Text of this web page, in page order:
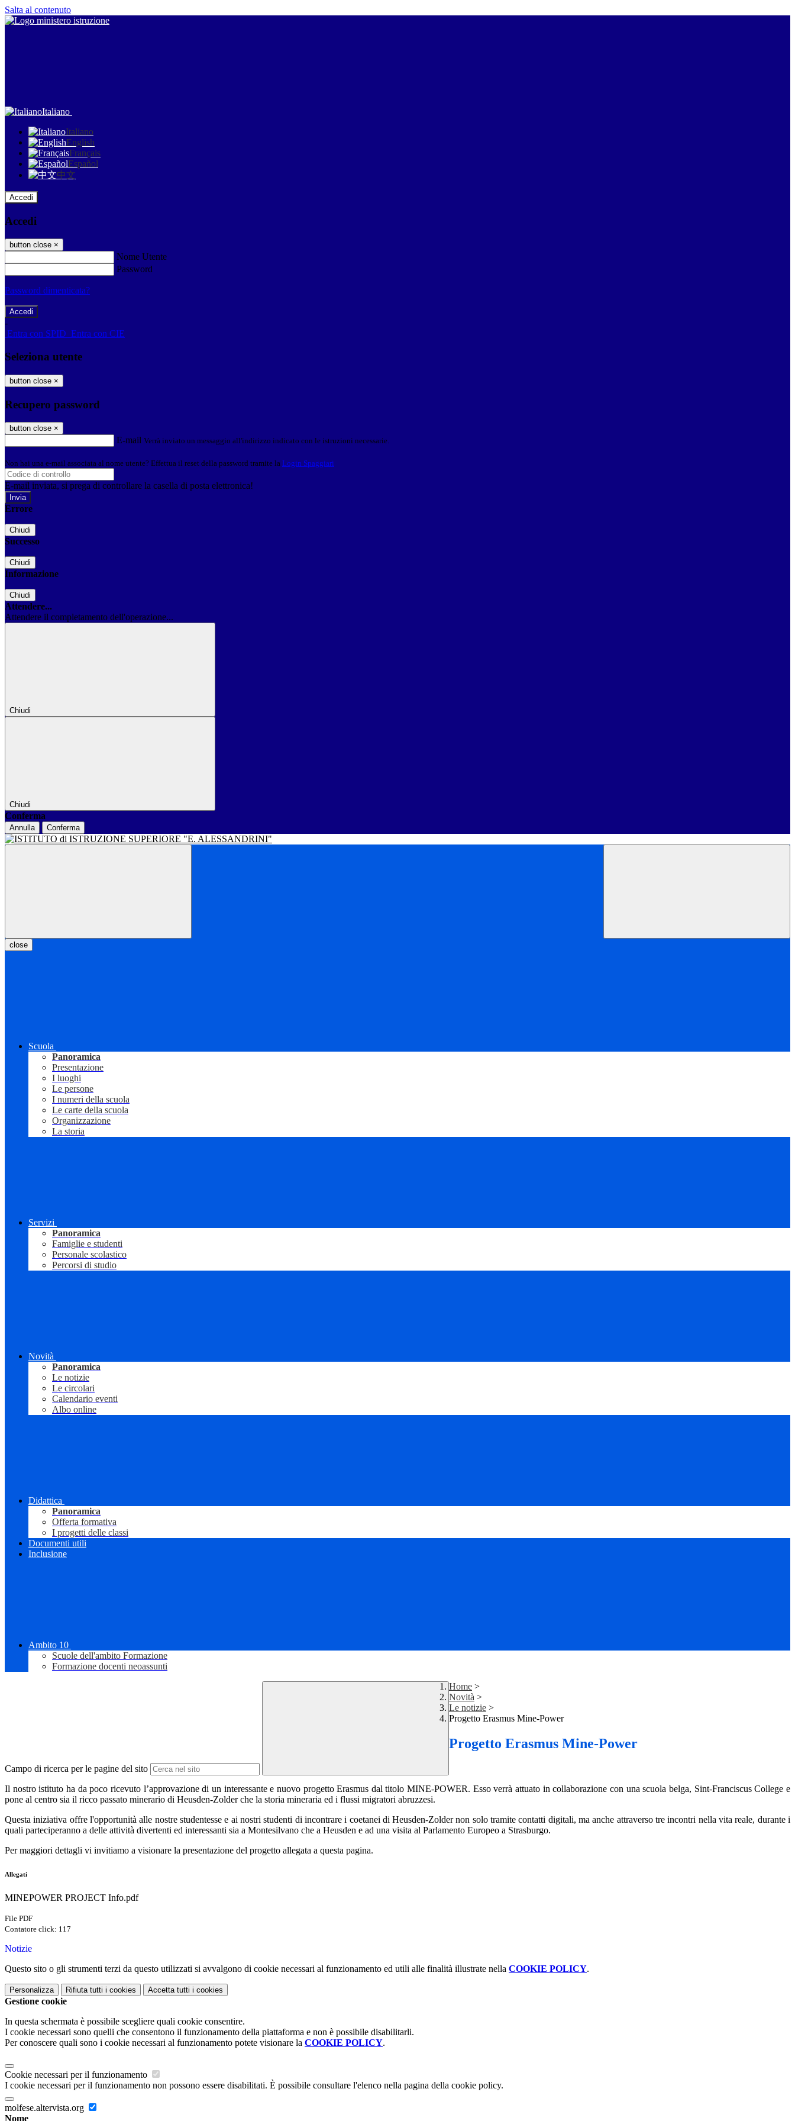
Salta al contenuto
Italiano
Italiano
English
Français
Español
中文
Accedi
Accedi
button close ×
Nome Utente
Password
Password dimenticata?
-
Entra con SPID Entra con CIE
Seleziona utente
button close ×
Recupero password
button close ×
E-mail Verrà inviato un messaggio all'indirizzo indicato con le istruzioni necessarie.
Non hai una e-mail associata al nome utente? Effettua il reset della password tramite la Login Spaggiari
E-mail inviata, si prega di controllare la casella di posta elettronica!
Errore
Chiudi
Successo
Chiudi
Informazione
Chiudi
Attendere...
Attendere il completamento dell'operazione...
Chiudi
Chiudi
Conferma
Annulla Conferma
close
Scuola
Panoramica
Presentazione
I luoghi
Le persone
I numeri della scuola
Le carte della scuola
Organizzazione
La storia
Servizi
Panoramica
Famiglie e studenti
Personale scolastico
Percorsi di studio
Novità
Panoramica
Le notizie
Le circolari
Calendario eventi
Albo online
Didattica
Panoramica
Offerta formativa
I progetti delle classi
Documenti utili
Inclusione
Ambito 10
Scuole dell'ambito Formazione
Formazione docenti neoassunti
Campo di ricerca per le pagine del sito
Home >
Novità >
Le notizie >
Progetto Erasmus Mine-Power
Progetto Erasmus Mine-Power
Il nostro istituto ha da poco ricevuto l’approvazione di un interessante e nuovo progetto Erasmus dal titolo MINE-POWER. Esso verrà attuato in collaborazione con una scuola belga, Sint-Franciscus College e
pone al centro sia il ricco passato minerario di Heusden-Zolder che la storia mineraria ed i flussi migratori abruzzesi.
Questa iniziativa offre l'opportunità alle nostre studentesse e ai nostri studenti di incontrare i coetanei di Heusden-Zolder non solo tramite contatti digitali, ma anche attraverso tre incontri nella vita reale, durante i
quali parteciperanno a delle attività divertenti ed interessanti sia a Montesilvano che a Heusden e ad una visita al Parlamento Europeo a Strasburgo.
Per maggiori dettagli vi invitiamo a visionare la presentazione del progetto allegata a questa pagina.
Allegati
MINEPOWER PROJECT Info.pdf
File PDF
Contatore click: 117
Notizie
Questo sito o gli strumenti terzi da questo utilizzati si avvalgono di cookie necessari al funzionamento ed utili alle finalità illustrate nella COOKIE POLICY.
Personalizza Rifiuta tutti i cookies Accetta tutti i cookies
Gestione cookie
In questa schermata è possibile scegliere quali cookie consentire.
I cookie necessari sono quelli che consentono il funzionamento della piattaforma e non è possibile disabilitarli.
Per conoscere quali sono i cookie necessari al funzionamento potete visionare la COOKIE POLICY.
Cookie necessari per il funzionamento
I cookie necessari per il funzionamento non possono essere disabilitati. È possibile consultare l'elenco nella pagina della cookie policy.
molfese.altervista.org
Nome